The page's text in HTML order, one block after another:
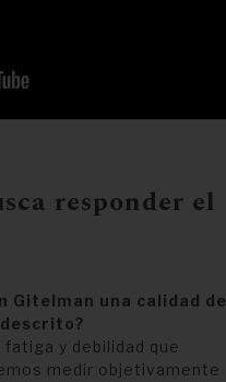
responder el
Gitelman una calidad de
y debilidad que
medir objetivamente